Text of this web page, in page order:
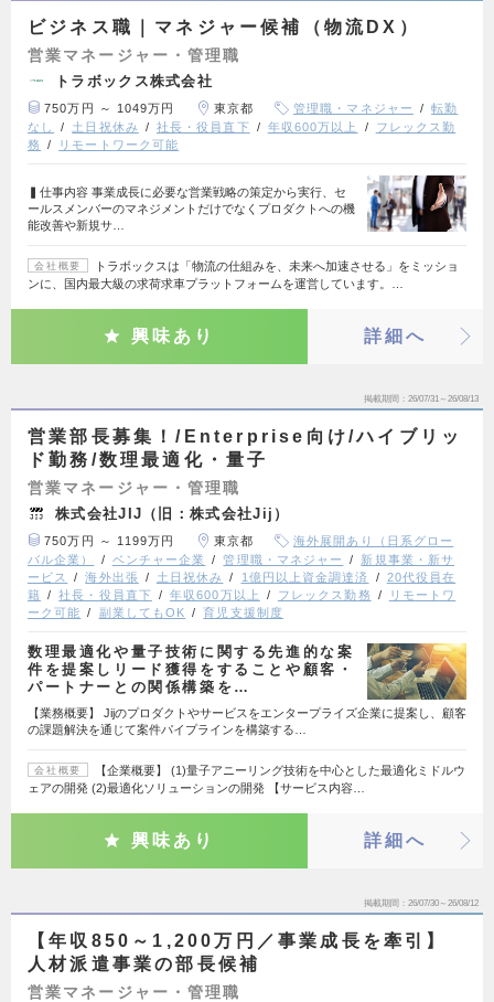
ビジネス職｜マネジャー候補（物流DX）
営業マネージャー・管理職
トラボックス株式会社
750万円 ～ 1049万円 東京都 管理職・マネジャー
転勤
なし
土日祝休み 社長・役員直下 年収600万以上
フレックス勤
務
リモートワーク可能
▍仕事内容 事業成長に必要な営業戦略の策定から実行、セ
ールスメンバーのマネジメントだけでなくプロダクトへの機
能改善や新規サ…
会社概要
トラボックスは「物流の仕組みを、未来へ加速させる」をミッショ
ンに、国内最大級の求荷求車プラットフォームを運営しています。…
興味あり 詳細へ
掲載期間 26/07/31～26/08/13
営業部長募集！/Enterprise向け/ハイブリッ
ド勤務/数理最適化・量子
営業マネージャー・管理職
株式会社JIJ（旧：株式会社Jij）
750万円 ～ 1199万円 東京都
海外展開あり（日系グロー
バル企業）
ベンチャー企業 管理職・マネジャー
新規事業・新サ
ービス
海外出張 土日祝休み 1億円以上資金調達済
20代役員在
籍
社長・役員直下 年収600万以上 フレックス勤務
リモートワ
ーク可能
副業してもOK 育児支援制度
数理最適化や量子技術に関する先進的な案
件を提案しリード獲得をすることや顧客・
パートナーとの関係構築を…
【業務概要】 Jijのプロダクトやサービスをエンタープライズ企業に提案し、顧客
の課題解決を通じて案件パイプラインを構築する…
会社概要
【企業概要】 (1)量子アニーリング技術を中心とした最適化ミドルウ
ェアの開発 (2)最適化ソリューションの開発 【サービス内容…
興味あり 詳細へ
掲載期間 26/07/30～26/08/12
【年収850～1,200万円／事業成長を牽引】
人材派遣事業の部長候補
営業マネージャー・管理職